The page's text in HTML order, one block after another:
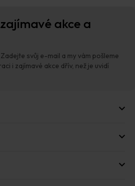
d
í
p
akce a
Zadejte svůj e-mail a my vám pošleme
i zajímavé akce dřív, než je uvidí